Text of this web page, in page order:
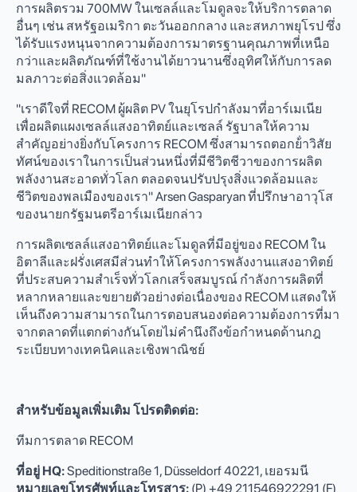
การผลิตรวม 700MW ในเซลล์และโมดูลจะให้บริการตลาด
อื่นๆ เช่น สหรัฐอเมริกา ตะวันออกกลาง และสหภาพยุโรป ซึ่ง
ได้รับแรงหนุนจากความต้องการมาตรฐานคุณภาพที่เหนือ
กว่าและผลิตภัณฑ์ที่ใช้งานได้ยาวนานซึ่งอุทิศให้กับการลด
มลภาวะต่อสิ่งแวดล้อม"
"เราดีใจที่ RECOM ผู้ผลิต PV ในยุโรปกําลังมาที่อาร์เมเนีย
เพื่อผลิตแผงเซลล์แสงอาทิตย์และเซลล์ รัฐบาลให้ความ
สําคัญอย่างยิ่งกับโครงการ RECOM ซึ่งสามารถตอกย้ําวิสัย
ทัศน์ของเราในการเป็นส่วนหนึ่งที่มีชีวิตชีวาของการผลิต
พลังงานสะอาดทั่วโลก ตลอดจนปรับปรุงสิ่งแวดล้อมและ
ชีวิตของพลเมืองของเรา" Arsen Gasparyan ที่ปรึกษาอาวุโส
ของนายกรัฐมนตรีอาร์เมเนียกล่าว
การผลิตเซลล์แสงอาทิตย์และโมดูลที่มีอยู่ของ RECOM ใน
อิตาลีและฝรั่งเศสมีส่วนทําให้โครงการพลังงานแสงอาทิตย์
ที่ประสบความสําเร็จทั่วโลกเสร็จสมบูรณ์ กําลังการผลิตที่
หลากหลายและขยายตัวอย่างต่อเนื่องของ RECOM แสดงให้
เห็นถึงความสามารถในการตอบสนองต่อความต้องการที่มา
จากตลาดที่แตกต่างกันโดยไม่คํานึงถึงข้อกําหนดด้านกฎ
ระเบียบทางเทคนิคและเชิงพาณิชย์
สําหรับข้อมูลเพิ่มเติม โปรดติดต่อ:
ทีมการตลาด RECOM
ที่อยู่ HQ:Speditionstraße 1, Düsseldorf 40221, เยอรมนี
หมายเลขโทรศัพท์และโทรสาร: (P) +49 211546922291 (F)